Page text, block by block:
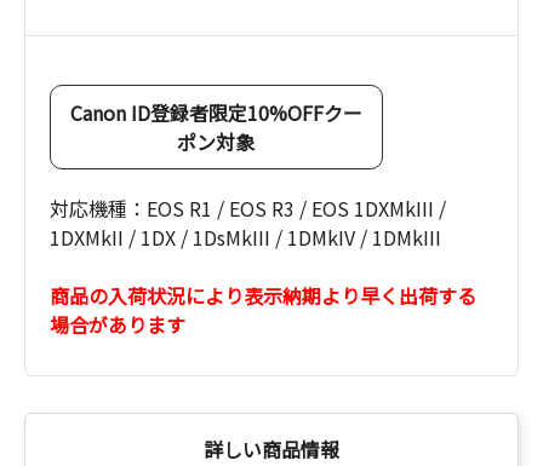
Canon ID登録者限定10%OFFクー
ポン対象
対応機種：EOS R1 / EOS R3 / EOS 1DXMkIII /
1DXMkII / 1DX / 1DsMkIII / 1DMkIV / 1DMkIII
商品の入荷状況により表示納期より早く出荷する
場合があります
詳しい商品情報